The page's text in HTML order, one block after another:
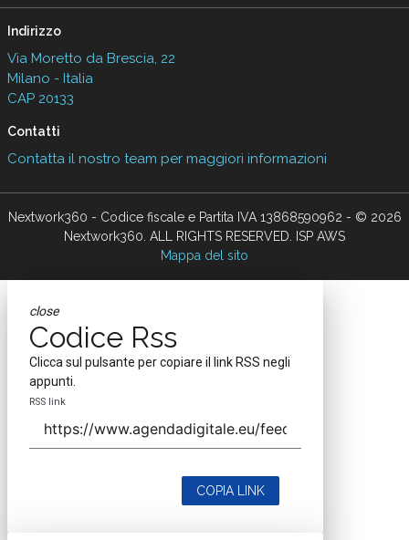
Indirizzo
Via Moretto da Brescia, 22
Milano - Italia
CAP 20133
Contatti
Contatta il nostro team per maggiori informazioni
Nextwork360 - Codice fiscale e Partita IVA 13868590962 - © 2026
Nextwork360. ALL RIGHTS RESERVED. ISP AWS
Mappa del sito
close
Codice Rss
Clicca sul pulsante per copiare il link RSS negli
appunti.
RSS link
COPIA LINK